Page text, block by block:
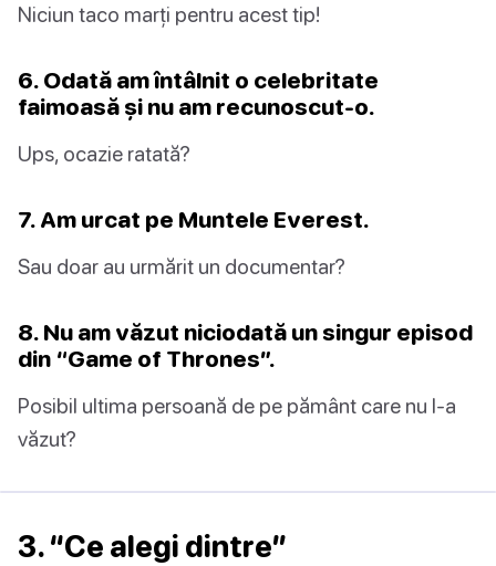
Niciun taco marți pentru acest tip!
6. Odată am întâlnit o celebritate
faimoasă și nu am recunoscut-o.
Ups, ocazie ratată?
7. Am urcat pe Muntele Everest.
Sau doar au urmărit un documentar?
8. Nu am văzut niciodată un singur episod
din “Game of Thrones”.
Posibil ultima persoană de pe pământ care nu l-a
văzut?
3. “Ce alegi dintre”